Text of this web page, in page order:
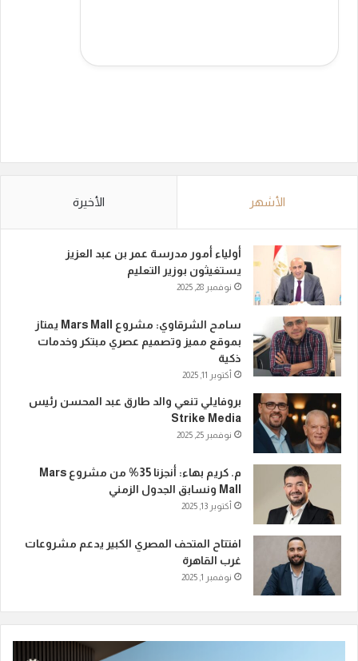
الأشهر الأخيرة
أولياء أمور مدرسة عمر بن عبد العزيز
يستغيثون بوزير التعليم
نوفمبر 28, 2025
سامح الشرقاوي: مشروع Mars Mall يمتاز
بموقع مميز وتصميم عصري مبتكر وخدمات
ذكية
أكتوبر 11, 2025
بروفايلي تنعي والد طارق عبد المحسن رئيس
Strike Media
نوفمبر 25, 2025
م. كريم بهاء: أنجزنا 35% من مشروع Mars
Mall ونسابق الجدول الزمني
أكتوبر 13, 2025
افتتاح المتحف المصري الكبير يدعم مشروعات
غرب القاهرة
نوفمبر 1, 2025